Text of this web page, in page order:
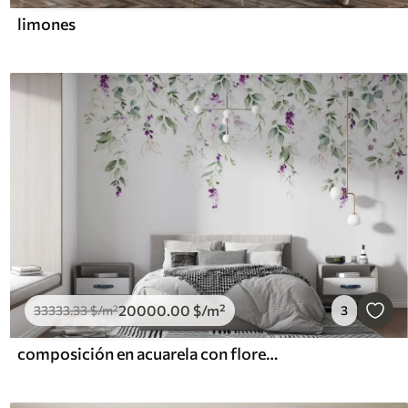
limones
33333.33$/m²20000.00 $/m² 3
composición en acuarela con flores de lavanda